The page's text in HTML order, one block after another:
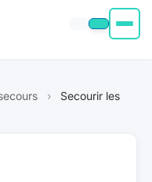
›
Secourir les